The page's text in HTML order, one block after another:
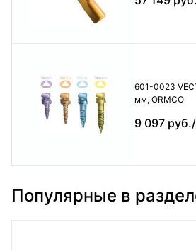
601-0023
мм, ORMCO
9 097
Популярные в